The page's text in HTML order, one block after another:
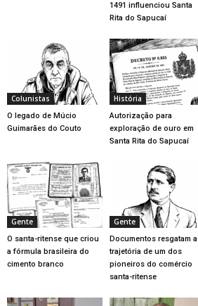
1491 influenciou Santa
Rita do Sapucaí
Colunistas
O legado de Múcio
Guimarães do Couto
História
Autorização para
exploração de ouro em
Santa Rita do Sapucaí
Gente
O santa-ritense que criou
a fórmula brasileira do
cimento branco
Gente
Documentos resgatam a
trajetória de um dos
pioneiros do comércio
santa-ritense